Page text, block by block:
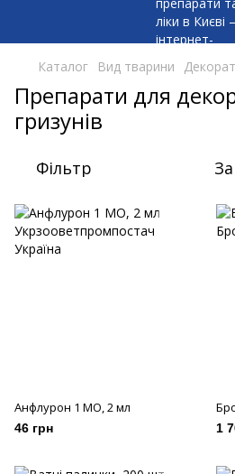
Каталог Вид тварини
Препарати для
гризунів
Фільтр
Анфлурон 1 МО, 2 мл
46 грн 1